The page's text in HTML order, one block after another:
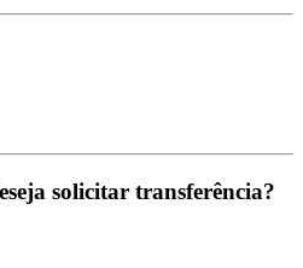
solicitar transferência?